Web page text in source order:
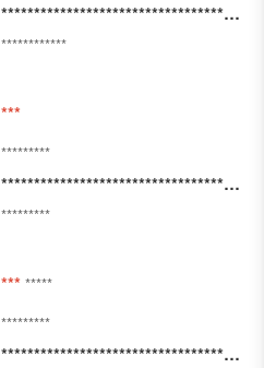
****************************************************************************************
************
***
*********
****************************************************************
*********
*** *****
*********
******************************************